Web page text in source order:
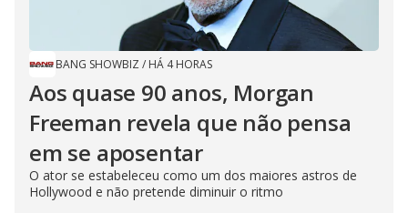
BANG SHOWBIZ / HÁ 4 HORAS
Aos quase 90 anos, Morgan
Freeman revela que não pensa
em se aposentar
O ator se estabeleceu como um dos maiores astros de
Hollywood e não pretende diminuir o ritmo